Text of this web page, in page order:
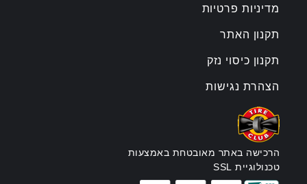
מדיניות פרטיות
תקנון האתר
תקנון כיסוי נזק
הצהרת נגישות
הרכישה באתר מאובטחת באמצעות
טכנולוגיית SSL